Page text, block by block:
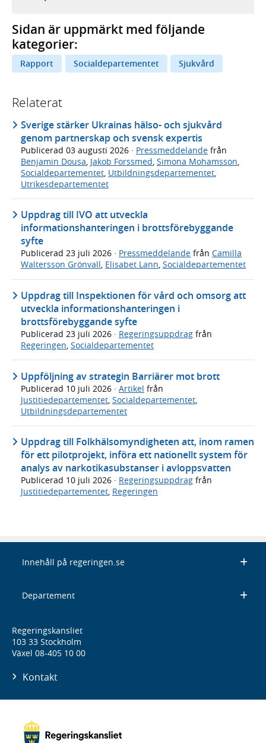
Sidan är uppmärkt med följande
kategorier:
Rapport Socialdepartementet Sjukvård
Relaterat
Sverige stärker Ukrainas hälso- och sjukvård
genom partnerskap och svensk expertis
Publicerad 03 augusti 2026 · Pressmeddelande från
Benjamin Dousa Jakob Forssmed Simona Mohamsson
Socialdepartementet Utbildningsdepartementet
Utrikesdepartementet
Uppdrag till IVO att utveckla
informationshanteringen i brottsförebyggande
syfte
Publicerad 23 juli 2026 · Pressmeddelande från Camilla
Waltersson Grönvall, Elisabet Lann, Socialdepartementet
Uppdrag till Inspektionen för vård och omsorg att
utveckla informationshanteringen i
brottsförebyggande syfte
Publicerad 23 juli 2026 · Regeringsuppdrag från
Regeringen, Socialdepartementet
Uppföljning av strategin Barriärer mot brott
Publicerad 10 juli 2026 · Artikel från
Justitiedepartementet Socialdepartementet
Utbildningsdepartementet
Uppdrag till Folkhälsomyndigheten att, inom ramen
för ett pilotprojekt, införa ett nationellt system för
analys av narkotikasubstanser i avloppsvatten
Publicerad 10 juli 2026 · Regeringsuppdrag från
Justitiedepartementet, Regeringen
Innehåll på regeringen.se
Departement
Regeringskansliet
103 33 Stockholm
Växel 08-405 10 00
Kontakt